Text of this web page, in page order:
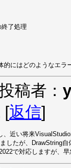
的にはどのようなエラ
稿者：
[返信]
近い将来
したが、DrawString
で対応しますが、